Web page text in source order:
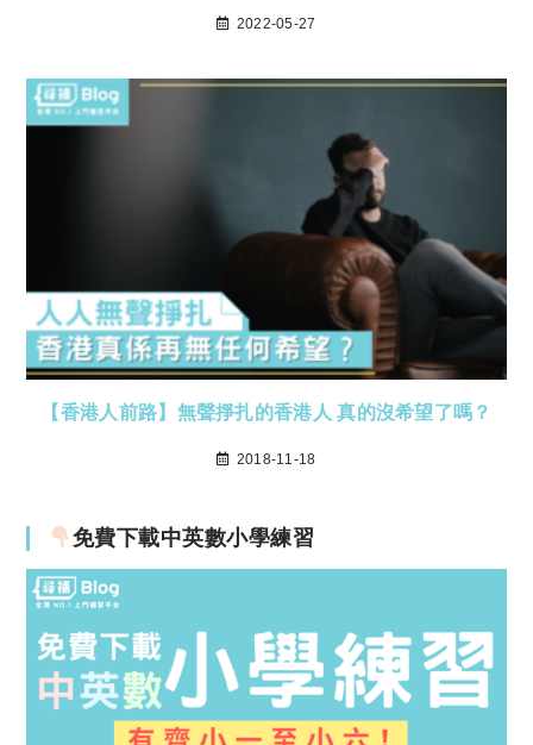
2022-05-27
【香港人前路】無聲掙扎的香港人 真的沒希望了嗎？
2018-11-18
免費下載中英數小學練習